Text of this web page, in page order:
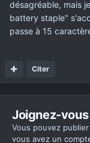
désagréable, mais
battery staple"
passe à 15
Citer
Joignez-
Vous pouvez
vous avez un